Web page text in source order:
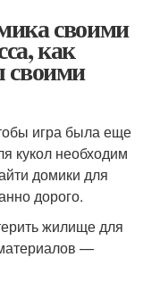
своими
как
своими
игра была еще
кукол необходим
домики для
дорого.
жилище для
—